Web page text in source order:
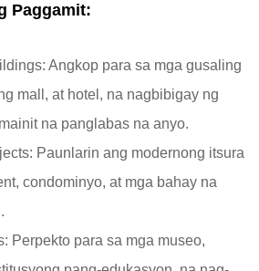
Paggamit:
Angkop para sa mga gusaling
mall, at hotel, na nagbibigay ng
na panglabas na anyo.
Paunlarin ang modernong itsura
condominyo, at mga bahay na
Perpekto para sa mga museo,